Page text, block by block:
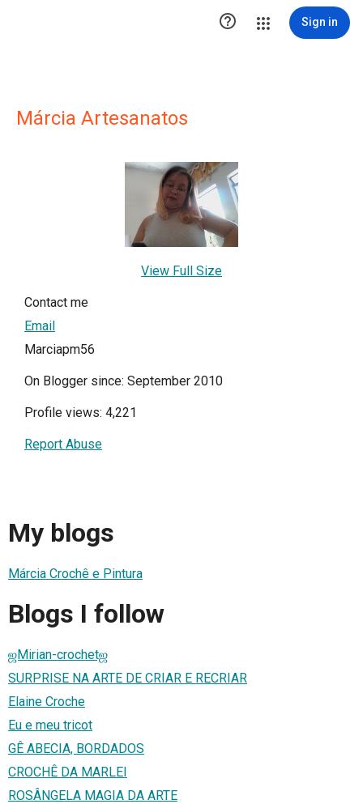
 Sign in
Márcia Artesanatos
View Full Size
Contact me
Email
Marciapm56
On Blogger since: September 2010
Profile views: 4,221
Report Abuse
My blogs
Márcia Crochê e Pintura
Blogs I follow
ஜMirian-crochetஜ
SURPRISE NA ARTE DE CRIAR E RECRIAR
Elaine Croche
Eu e meu tricot
GÊ ABECIA, BORDADOS
CROCHÊ DA MARLEI
ROSÂNGELA MAGIA DA ARTE